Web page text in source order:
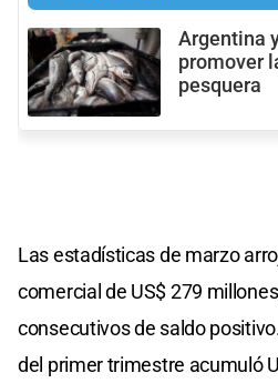
Argentina
promover
pesquera
Las estadísticas de marzo
comercial de US$ 279
consecutivos de saldo
del primer trimestre acumuló